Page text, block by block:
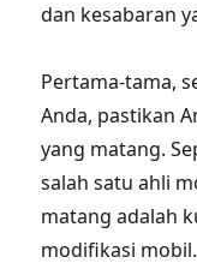
dan kesabaran
Pertama-tama,
Anda, pastikan
yang matang.
salah satu ahli
matang adalah
modifikasi